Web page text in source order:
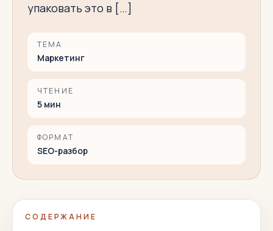
упаковать это в […]
ТЕМА
Маркетинг
ЧТЕНИЕ
5 мин
ФОРМАТ
SEO-разбор
СОДЕРЖАНИЕ